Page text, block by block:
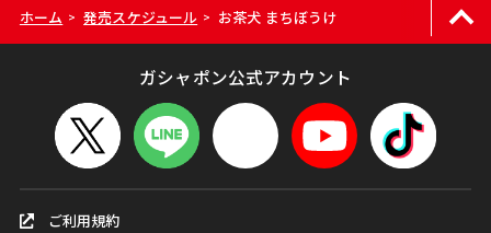
ホーム > 発売スケジュール > お茶犬 まちぼうけ
ガシャポン公式アカウント
ご利用規約